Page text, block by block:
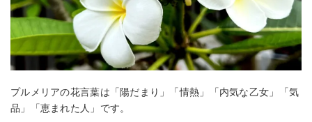
プルメリアの花言葉は「陽だまり」「情熱」「内気な乙女」「気
品」「恵まれた人」です。